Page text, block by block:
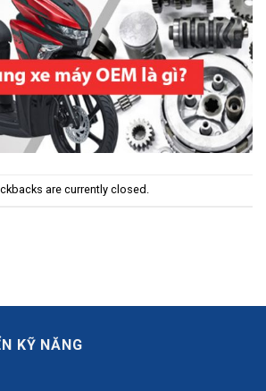
are currently closed.
KỸ NĂNG